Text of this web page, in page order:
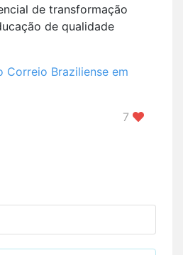
de transformação
de qualidade
Braziliense em
7